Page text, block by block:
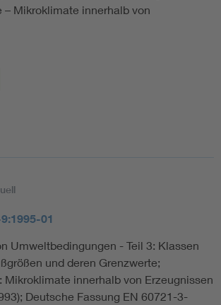
Industrieautomatisierung
sichere Elektroinstallationen
– Mikroklimate innerhalb von
01
Umweltbedingungen - Teil 3: Klassen
und deren Grenzwerte;
Mikroklimate innerhalb von Erzeugnissen
Deutsche Fassung EN 60721-3-